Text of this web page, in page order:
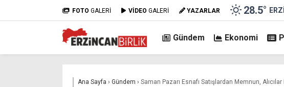
FOTO GALERİ VİDEO GALERİ YAZARLAR 28.5°
Gündem Ekonomi
Ana Sayfa › Gündem › Saman Pazarı Esnafı Satışlardan Memnun,